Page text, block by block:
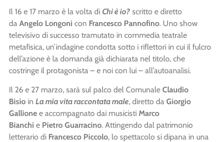
Il 16 e 17 marzo è la volta di Chi è io? scritto e diretto
da Angelo Longoni con Francesco Pannofino. Uno show
televisivo di successo tramutato in commedia teatrale
metafisica, un’indagine condotta sotto i riflettori in cui il fulcro
dell’azione è la domanda già dichiarata nel titolo, che
costringe il protagonista – e noi con lui – all’autoanalisi.
Il 26 e 27 marzo, sarà sul palco del Comunale Claudio
Bisio in La mia vita raccontata male, diretto da Giorgio
Gallione e accompagnato dai musicisti Marco
Bianchi e Pietro Guarracino. Attingendo dal patrimonio
letterario di Francesco Piccolo, lo spettacolo si dipana in una